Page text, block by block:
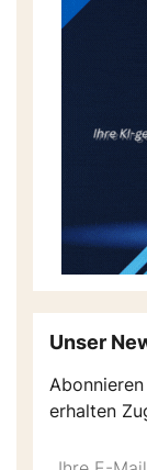
Unser
erhalten
Do
*Ihre